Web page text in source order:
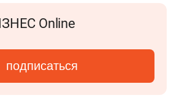
Online
подписаться